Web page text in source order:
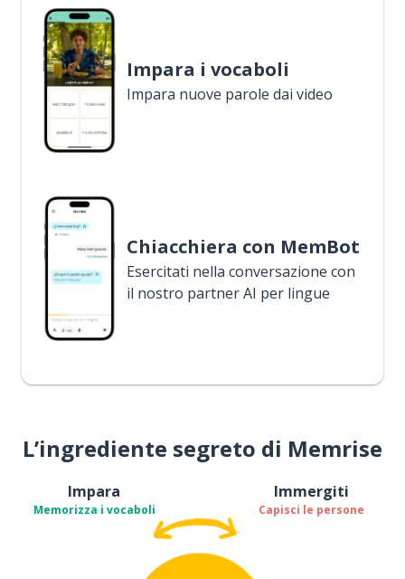
Impara i vocaboli
Impara nuove parole dai video
Chiacchiera con MemBot
Esercitati nella conversazione con
il nostro partner AI per lingue
L’ingrediente segreto di Memrise
Impara
Memorizza i vocaboli
Immergiti
Capisci le persone